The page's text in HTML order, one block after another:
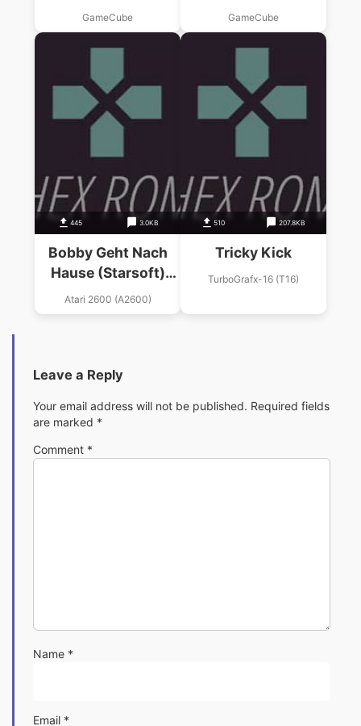
GameCube GameCube
445 3.0KB
Bobby Geht Nach
Hause (Starsoft)
(PAL)
Atari 2600 (A2600)
510 207.8KB
Tricky Kick
TurboGrafx-16 (T16)
Leave a Reply
Your email address will not be published. Required fields
are marked *
Comment *
Name *
Email *